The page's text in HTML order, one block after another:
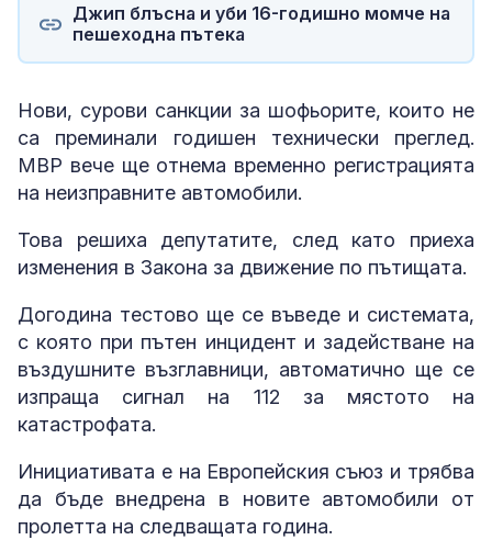
Джип блъсна и уби 16-годишно момче на
пешеходна пътека
Нови, сурови санкции за шофьорите, които не
са преминали годишен технически преглед.
МВР вече ще отнема временно регистрацията
на неизправните автомобили.
Това решиха депутатите, след като приеха
изменения в Закона за движение по пътищата.
Догодина тестово ще се въведе и системата,
с която при пътен инцидент и задействане на
въздушните възглавници, автоматично ще се
изпраща сигнал на 112 за мястото на
катастрофата.
Инициативата е на Европейския съюз и трябва
да бъде внедрена в новите автомобили от
пролетта на следващата година.